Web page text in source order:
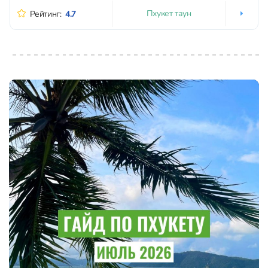
Рейтинг: 4.7 Пхукет таун